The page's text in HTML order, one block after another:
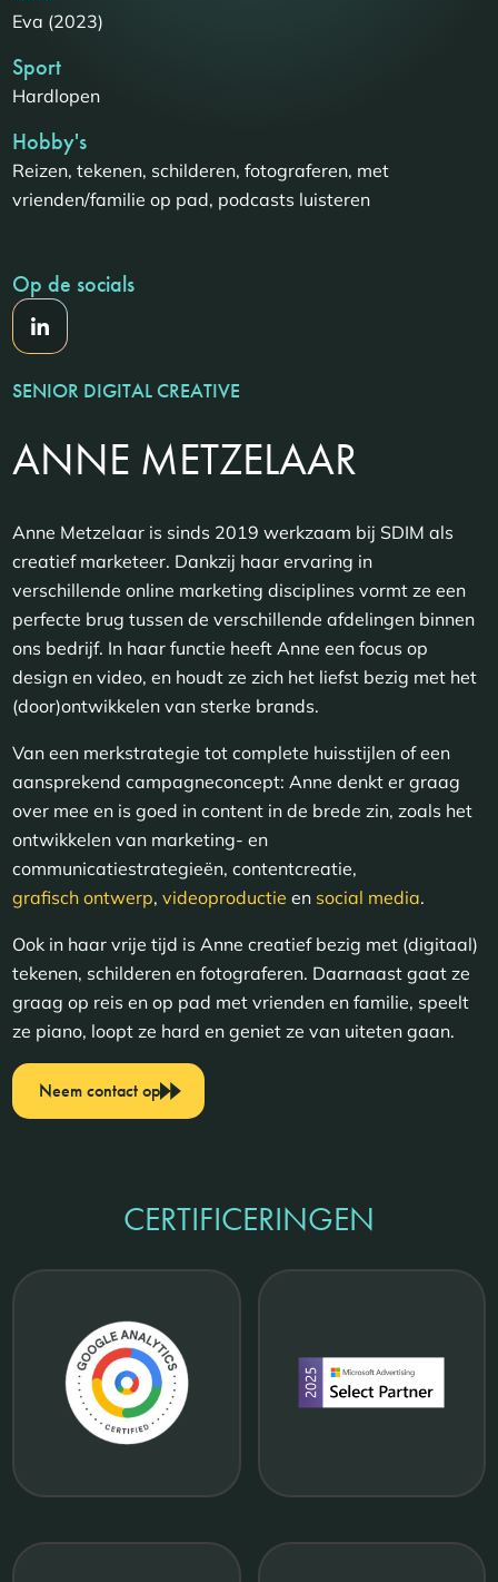
SENIOR DIGITAL CREATIVE
ANNE METZELAAR
Anne Metzelaar is sinds 2019 werkzaam bij SDIM als
creatief marketeer. Dankzij haar ervaring in
verschillende online marketing disciplines vormt ze een
perfecte brug tussen de verschillende afdelingen binnen
ons bedrijf. In haar functie heeft Anne een focus op
design en video, en houdt ze zich het liefst bezig met het
(door)ontwikkelen van sterke brands.
Van een merkstrategie tot complete huisstijlen of een
aansprekend campagneconcept: Anne denkt er graag
over mee en is goed in content in de brede zin, zoals het
ontwikkelen van marketing- en
communicatiestrategieën, contentcreatie,
grafisch ontwerp,videoproductie en social media.
Ook in haar vrije tijd is Anne creatief bezig met (digitaal)
tekenen, schilderen en fotograferen. Daarnaast gaat ze
graag op reis en op pad met vrienden en familie, speelt
ze piano, loopt ze hard en geniet ze van uiteten gaan.
Neem contact op
Eva (2023)
Sport
Hardlopen
Hobby's
Reizen, tekenen, schilderen, fotograferen, met
vrienden/familie op pad, podcasts luisteren
Op de socials
CERTIFICERINGEN